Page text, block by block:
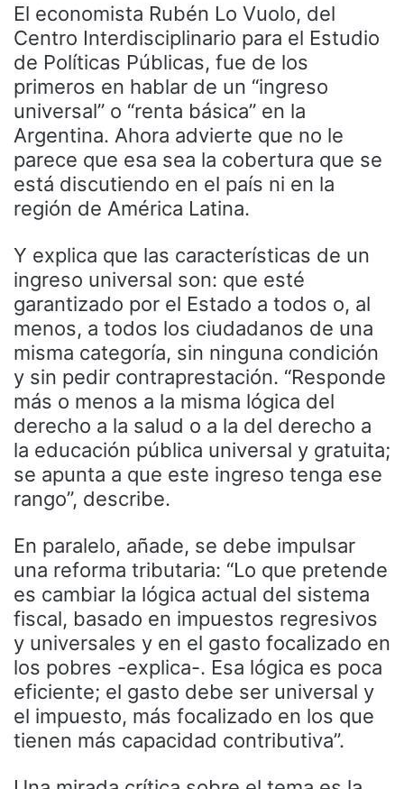
El economista Rubén Lo Vuolo, del
Centro Interdisciplinario para el Estudio
de Políticas Públicas, fue de los
primeros en hablar de un “ingreso
universal” o “renta básica” en la
Argentina. Ahora advierte que no le
parece que esa sea la cobertura que se
está discutiendo en el país ni en la
región de América Latina.
Y explica que las características de un
ingreso universal son: que esté
garantizado por el Estado a todos o, al
menos, a todos los ciudadanos de una
misma categoría, sin ninguna condición
y sin pedir contraprestación. “Responde
más o menos a la misma lógica del
derecho a la salud o a la del derecho a
la educación pública universal y gratuita;
se apunta a que este ingreso tenga ese
rango”, describe.
En paralelo, añade, se debe impulsar
una reforma tributaria: “Lo que pretende
es cambiar la lógica actual del sistema
fiscal, basado en impuestos regresivos
y universales y en el gasto focalizado en
los pobres -explica-. Esa lógica es poca
eficiente; el gasto debe ser universal y
el impuesto, más focalizado en los que
tienen más capacidad contributiva”.